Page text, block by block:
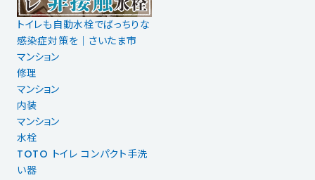
トイレも自動水栓でばっちりな
感染症対策を│さいたま市
マンション
修理
マンション
内装
マンション
水栓
TOTO トイレ コンパクト手洗
い器